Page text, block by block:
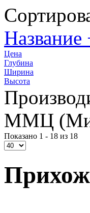
Название
Цена
Глубина
Ширина
Высота
ММЦ
Показано 1 - 18 из 18